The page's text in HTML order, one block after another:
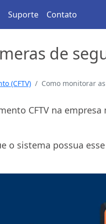
Suporte Contato
de
(CFTV) Como monitorar
CFTV na
o sistema possua